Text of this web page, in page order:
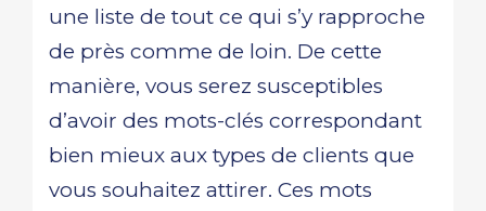
une liste de tout ce qui s’y rapproche
de près comme de loin. De cette
manière, vous serez susceptibles
d’avoir des mots-clés correspondant
bien mieux aux types de clients que
vous souhaitez attirer. Ces mots